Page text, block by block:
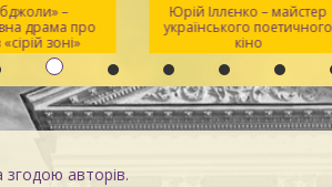
бджоли» –
драма про
зоні»
Юрій Іллєнко – майстер
українського поетичного
кіно
згодою авторів.